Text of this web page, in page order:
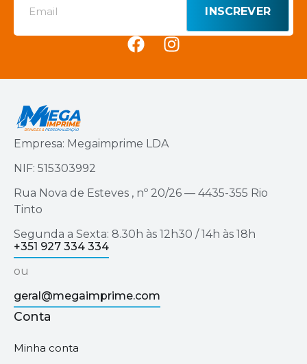
INSCREVER
Empresa: Megaimprime LDA
NIF: 515303992
Rua Nova de Esteves , nº 20/26 — 4435-355 Rio
Tinto
Segunda a Sexta: 8.30h às 12h30 / 14h às 18h
+351 927 334 334
ou
geral@megaimprime.com
Conta
Minha conta